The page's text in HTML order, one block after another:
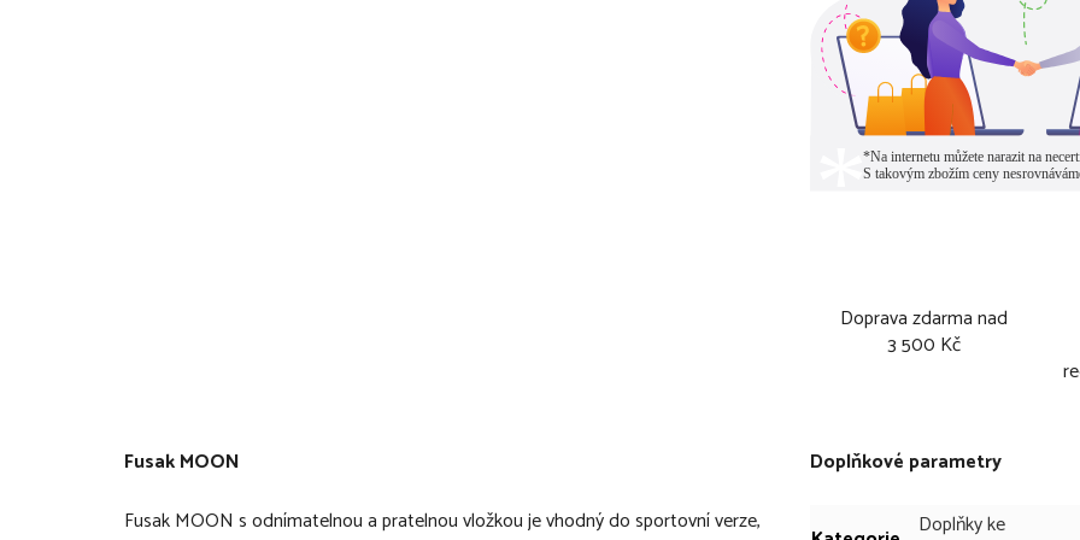
Doprava zdarma nad
3 500 Kč
Fusak MOON
Fusak MOON s odnímatelnou a pratelnou vložkou je vhodný do sportovní verze,
Doplňkové parametry
Doplňky ke